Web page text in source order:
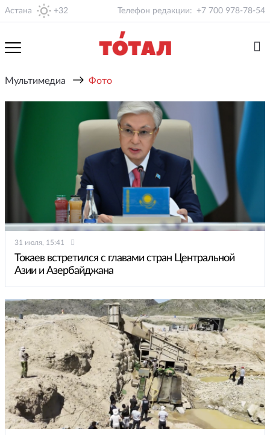
Астана +32 Телефон редакции: +7 700 978-78-54
Мультимедиа → Фото
31 июля, 15:41
Токаев встретился с главами стран Центральной
Азии и Азербайджана